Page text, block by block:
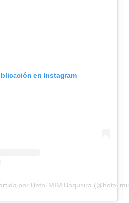
en Instagram
por Hotel MIM Baqueira